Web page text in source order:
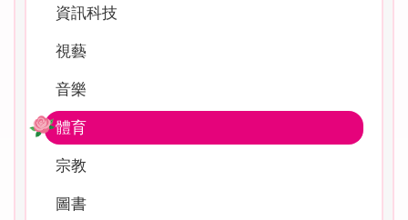
資訊科技
視藝
音樂
體育
宗教
圖書